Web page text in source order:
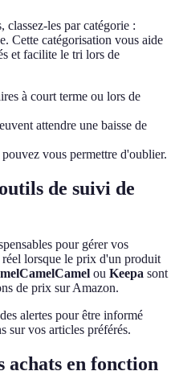
les par catégorie :
Cette catégorisation vous aide
et facilite le tri lors de
à court terme ou lors de
attendre une baisse de
vous permettre d'oublier.
de suivi de
pour gérer vos
lorsque le prix d'un produit
ou Keepa sont
de prix sur Amazon.
alertes pour être informé
sur vos articles préférés.
en fonction